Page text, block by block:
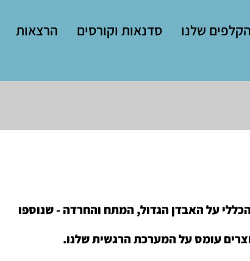
הקלפים שלנו סדנאות וקורסים הרצאות
על האבדן הגדול, המתח והחרדה - שנוספו
עומס על המערכת הרגשית שלנו.